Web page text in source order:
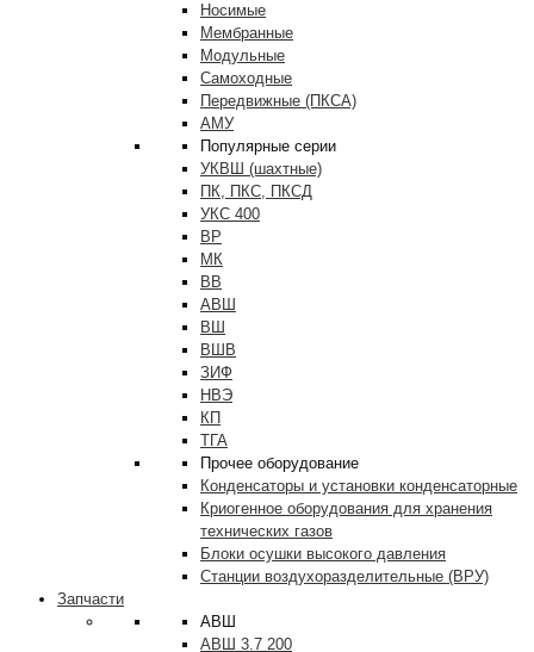
Носимые
Мембранные
Модульные
Самоходные
Передвижные (ПКСА)
АМУ
Популярные серии
УКВШ (шахтные)
ПК, ПКС, ПКСД
УКС 400
ВР
МК
ВВ
АВШ
ВШ
ВШВ
ЗИФ
НВЭ
КП
ТГА
Прочее оборудование
Конденсаторы и установки конденсаторные
Криогенное оборудования для хранения
технических газов
Блоки осушки высокого давления
Станции воздухоразделительные (ВРУ)
Запчасти
АВШ
АВШ 3.7 200